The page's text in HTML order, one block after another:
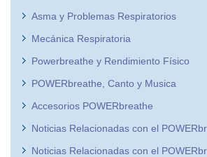
Asma y Problemas Respiratorios
Mecánica Respiratoria
Powerbreathe y Rendimiento Físico
POWERbreathe, Canto y Musica
Accesorios POWERbreathe
Noticias Relacionadas con el
Noticias Relacionadas con el